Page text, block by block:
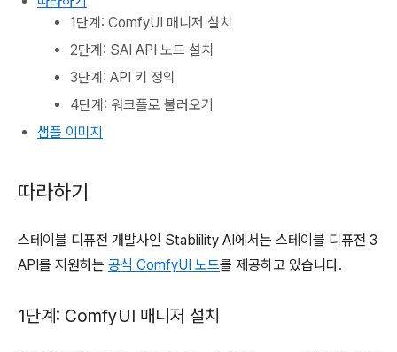
1단계: ComfyUI 매니저 설치
2단계: SAI API 노드 설치
3단계: API 키 정의
4단계: 워크플로 불러오기
샘플 이미지
따라하기
스테이블 디퓨전 개발사인 Stablility AI에서는 스테이블 디퓨전 3
API를 지원하는 공식 ComfyUI 노드를 제공하고 있습니다.
1단계: ComfyUI 매니저 설치